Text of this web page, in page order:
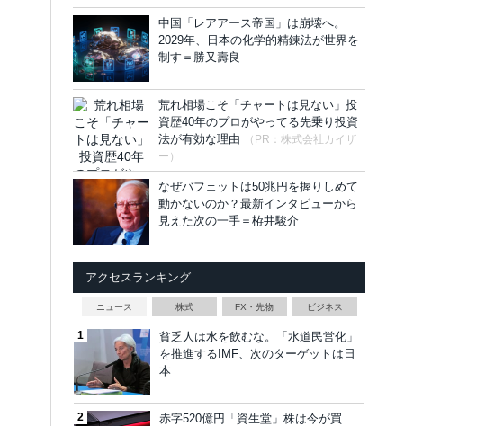
中国「レアアース帝国」は崩壊へ。
2029年、日本の化学的精錬法が世界を
制す＝勝又壽良
荒れ相場こそ「チャートは見ない」投
資歴40年のプロがやってる先乗り投資
法が有効な理由
（PR：株式会社カイザ
ー）
なぜバフェットは50兆円を握りしめて
動かないのか？最新インタビューから
見えた次の一手＝栫井駿介
アクセスランキング
ニュース 株式 FX・先物 ビジネス
貧乏人は水を飲むな。「水道民営化」
を推進するIMF、次のターゲットは日
本
赤字520億円「資生堂」株は今が買